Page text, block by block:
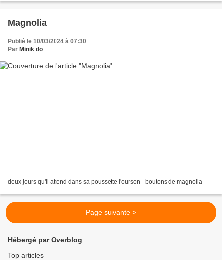
Magnolia
Publié le 10/03/2024 à 07:30
Par Minik do
deux jours qu'il attend dans sa poussette l'ourson - boutons de magnolia
Page suivante >
Hébergé par Overblog
Top articles